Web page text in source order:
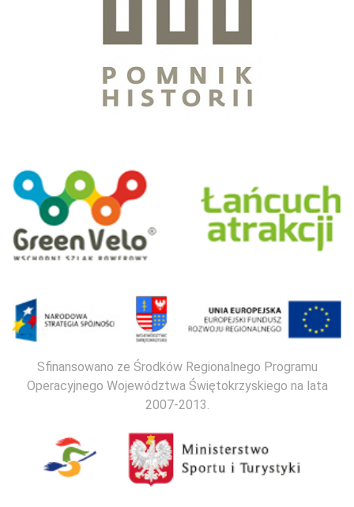
Sfinansowano ze Środków Regionalnego Programu
Operacyjnego Województwa Świętokrzyskiego na lata
2007-2013.